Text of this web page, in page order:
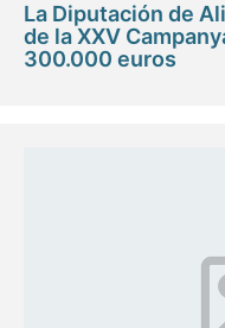
La Diputación de
de la XXV
300.000 euros